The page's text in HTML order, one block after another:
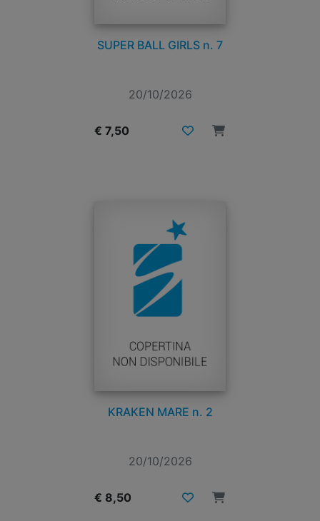
SUPER BALL GIRLS n. 7
20/10/2026
€ 7,50
KRAKEN MARE n. 2
20/10/2026
€ 8,50